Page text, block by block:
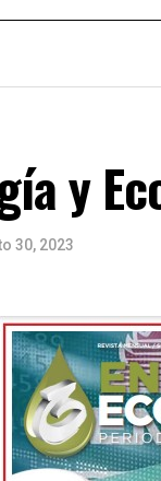
y
30, 2023